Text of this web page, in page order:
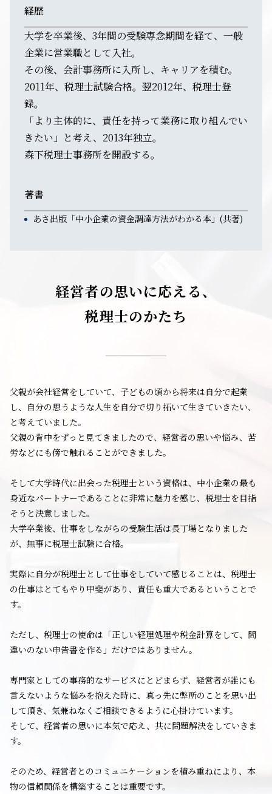
経歴
大学を卒業後、3年間の受験専念期間を経て、一般
企業に営業職として入社。
その後、会計事務所に入所し、キャリアを積む。
2011年、税理士試験合格。翌2012年、税理士登
録。
「より主体的に、責任を持って業務に取り組んでい
きたい」と考え、2013年独立。
森下税理士事務所を開設する。
著書
あさ出版「中小企業の資金調達方法がわかる本」(共著)
経営者の思いに応える、
税理士のかたち
父親が会社経営をしていて、子どもの頃から将来は自分で起業
し、自分の思うような人生を自分で切り拓いて生きていきたい、
と考えていました。
父親の背中をずっと見てきましたので、経営者の思いや悩み、苦
労などにも傍で触れることができました。
そして大学時代に出会った税理士という資格は、中小企業の最も
身近なパートナーであることに非常に魅力を感じ、税理士を目指
そうと決意しました。
大学卒業後、仕事をしながらの受験生活は長丁場となりました
が、無事に税理士試験に合格。
実際に自分が税理士として仕事をしていて感じることは、税理士
の仕事はとてもやり甲斐があり、責任も重大であるということで
す。
ただし、税理士の使命は「正しい経理処理や税金計算をして、間
違いのない申告書を作る」だけではありません。
専門家としての事務的なサービスにとどまらず、経営者が誰にも
言えないような悩みを抱えた時に、真っ先に弊所のことを思い出
して頂き、気兼ねなくご相談できるように心掛けています。
そして、経営者の思いに本気で応え、共に問題解決をしていきま
す。
そのため、経営者とのコミュニケーションを積み重ねにより、本
物の信頼関係を構築することは重要です。